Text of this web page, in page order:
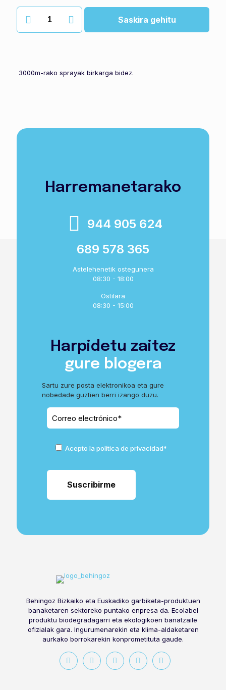
Karga
citrus
Saskira gehitu
3000m-rako sprayak birkarga bidez.
Harremanetarako
944 905 624
689 578 365
Astelehenetik ostegunera
08:30 - 18:00
Ostilara
08:30 - 15:00
Harpidetu zaitez
gure blogera
Sartu zure posta elektronikoa eta gure
nobedade guztien berri izango duzu.
Acepto la política de privacidad*
Behingoz Bizkaiko eta Euskadiko garbiketa-produktuen
banaketaren sektoreko puntako enpresa da. Ecolabel
produktu biodegradagarri eta ekologikoen banatzaile
ofizialak gara. Ingurumenarekin eta klima-aldaketaren
aurkako borrokarekin konprometituta gaude.